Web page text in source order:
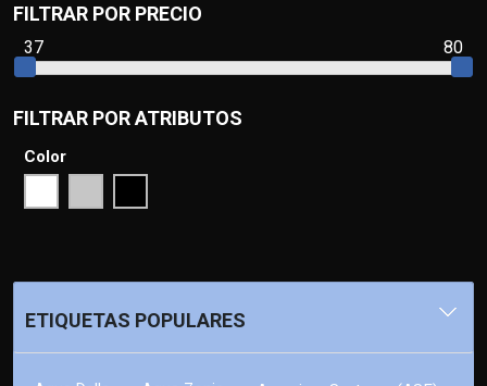
FILTRAR POR PRECIO
37 80
FILTRAR POR ATRIBUTOS
Color
ETIQUETAS POPULARES